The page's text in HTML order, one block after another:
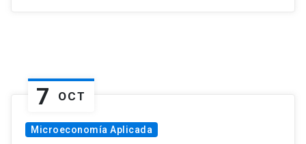
7 OCT
Microeconomía Aplicada